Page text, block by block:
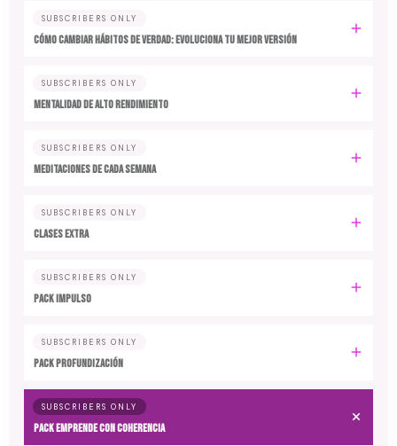
SUBSCRIBERS ONLY
Cómo cambiar hábitos de verdad: evoluciona tu mejor versión
SUBSCRIBERS ONLY
MENTALIDAD DE ALTO RENDIMIENTO
SUBSCRIBERS ONLY
MEDITACIONES DE CADA SEMANA
SUBSCRIBERS ONLY
CLASES EXTRA
SUBSCRIBERS ONLY
PACK IMPULSO
SUBSCRIBERS ONLY
PACK PROFUNDIZACIÓN
SUBSCRIBERS ONLY
PACK EMPRENDE CON COHERENCIA